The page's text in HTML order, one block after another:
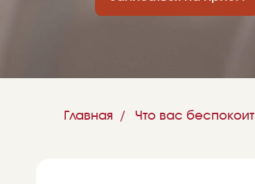
Главная / Что вас беспокоит